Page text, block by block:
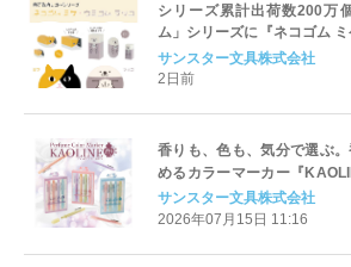
シリーズ累計出荷数200万
ム」シリーズに『ネコゴム
が仲間入り！
サンスター文具株式会社
2日前
香りも、色も、気分で選ぶ
めるカラーマーカー『
月中旬より発売
サンスター文具株式会社
2026年07月15日 11:16